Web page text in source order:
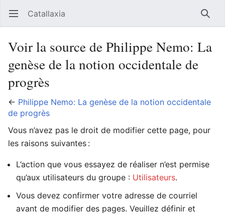
Ouvrir le menu principal Catallaxia
Voir la source de Philippe Nemo: La
genèse de la notion occidentale de
progrès
← Philippe Nemo: La genèse de la notion occidentale
de progrès
Vous n’avez pas le droit de modifier cette page, pour
les raisons suivantes :
L’action que vous essayez de réaliser n’est permise
qu’aux utilisateurs du groupe : Utilisateurs.
Vous devez confirmer votre adresse de courriel
avant de modifier des pages. Veuillez définir et